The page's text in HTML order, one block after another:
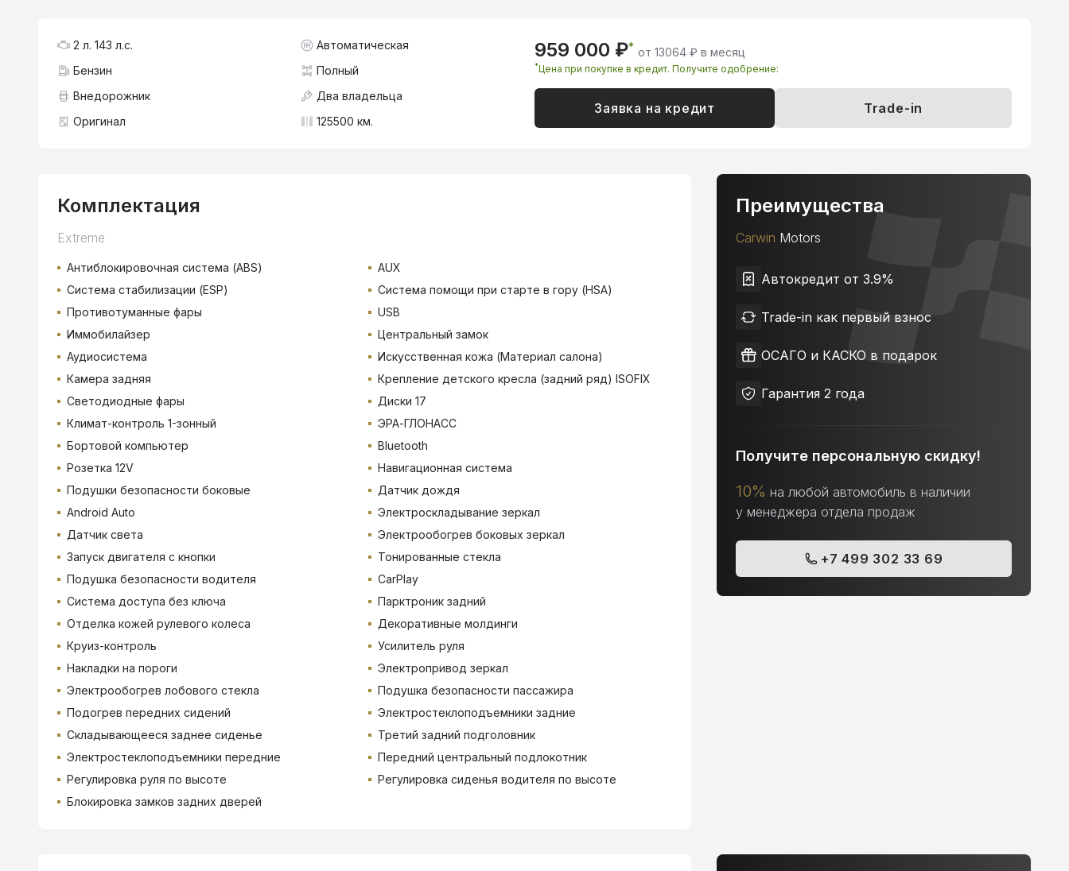
959 000 ₽* от 13064 ₽ в месяц
*Цена при покупке в кредит. Получите одобрение:
Заявка на кредит Trade-in
2 л. 143 л.с.
Автоматическая
Бензин
Полный
Внедорожник
Два владельца
Оригинал
125500 км.
Комплектация
Extreme
Антиблокировочная система (ABS)
AUX
Система стабилизации (ESP)
Система помощи при старте в гору (HSA)
Противотуманные фары
USB
Иммобилайзер
Центральный замок
Аудиосистема
Искусственная кожа (Материал салона)
Камера задняя
Крепление детского кресла (задний ряд) ISOFIX
Светодиодные фары
Диски 17
Климат-контроль 1-зонный
ЭРА-ГЛОНАСС
Бортовой компьютер
Bluetooth
Розетка 12V
Навигационная система
Подушки безопасности боковые
Датчик дождя
Android Auto
Электроскладывание зеркал
Датчик света
Электрообогрев боковых зеркал
Запуск двигателя с кнопки
Тонированные стекла
Подушка безопасности водителя
CarPlay
Система доступа без ключа
Парктроник задний
Отделка кожей рулевого колеса
Декоративные молдинги
Круиз-контроль
Усилитель руля
Накладки на пороги
Электропривод зеркал
Электрообогрев лобового стекла
Подушка безопасности пассажира
Подогрев передних сидений
Электростеклоподъемники задние
Складывающееся заднее сиденье
Третий задний подголовник
Электростеклоподъемники передние
Передний центральный подлокотник
Регулировка руля по высоте
Регулировка сиденья водителя по высоте
Блокировка замков задних дверей
Преимущества
Carwin Motors
Автокредит от 3.9%
Trade-in как первый взнос
ОСАГО и КАСКО в подарок
Гарантия 2 года
Получите персональную скидку!
10% на любой автомобиль в наличии
у менеджера отдела продаж
+7 499 302 33 69